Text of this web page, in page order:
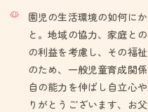
園児の生活環境の如何に
と。地域の協力、家庭と
の利益を考慮し、その福
のため、一般児童育成関
自の能力を伸ばし自立心
りがとうございます、お